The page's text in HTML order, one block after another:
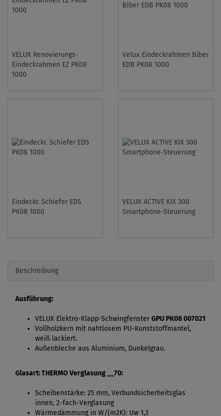
VELUX Renovierungs-
Eindeckrahmen EZ PK08
1000
Velux Eindeckrahmen Biber
EDB PK08 1000
Eindeckr. Schiefer EDS
PK08 1000
VELUX ACTIVE KIX 300
Smartphone-Steuerung
Beschreibung
Ausführung:
VELUX Elektro-Klapp-Schwingfenster GPU PK08 007021
Vollholzkern mit nahtlosem PU-Kunststoffmantel,
weiß lackiert.
Außenbleche aus Aluminium, Dunkelgrau.
Glasart: THERMO Verglasung __70:
Scheibenstärke: 25 mm, Verbundsicherheitsglas
innen, 2-fach-Verglasung
Wärmedämmung in W/(m2K): Uw 1,3